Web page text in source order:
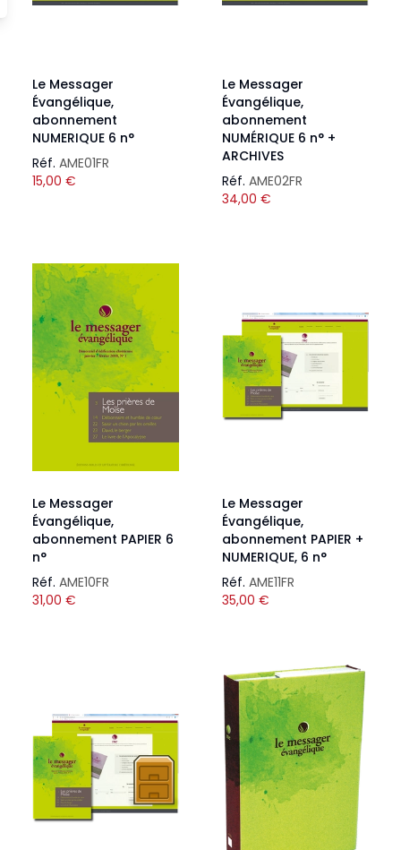
Le Messager
Évangélique,
abonnement
NUMERIQUE 6 n°
Réf. AME01FR
15,00 €
Le Messager
Évangélique,
abonnement
NUMÉRIQUE 6 n° +
ARCHIVES
Réf. AME02FR
34,00 €
Le Messager
Évangélique,
abonnement PAPIER 6
n°
Réf. AME10FR
31,00 €
Le Messager
Évangélique,
abonnement PAPIER +
NUMERIQUE, 6 n°
Réf. AME11FR
35,00 €